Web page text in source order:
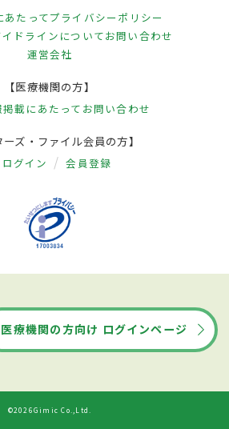
あたってプライバシーポリシー
ドラインについてお問い合わせ
運営会社
【医療機関の方】
載にあたって お問い合わせ
ーズ・ファイル会員の方】
ログイン 会員登録
医療機関の方向け ログインページ
©2026Gimic Co.,Ltd.